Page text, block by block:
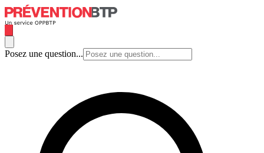
Posez une question...